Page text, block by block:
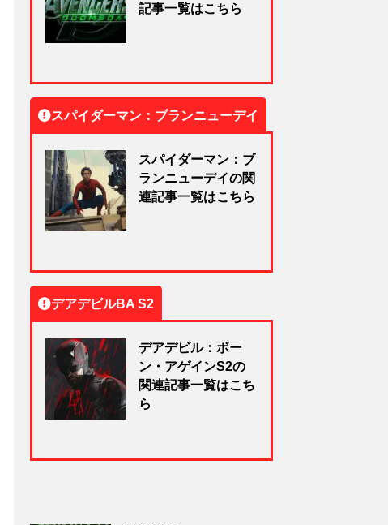
記事一覧はこちら
スパイダーマン：ブランニューデイ
スパイダーマン：ブ
ランニューデイの関
連記事一覧はこちら
デアデビルBA S2
デアデビル：ボー
ン・アゲインS2の
関連記事一覧はこち
ら